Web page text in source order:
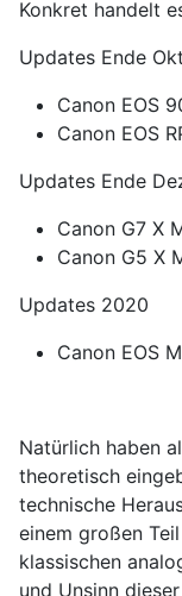
Konkret handelt
Updates Ende
Canon EOS
Canon EOS
Updates Ende
Canon G7 X
Canon G5 X
Updates 2020
Canon EOS
Natürlich haben
theoretisch
technische
einem großen
klassischen
und Unsinn